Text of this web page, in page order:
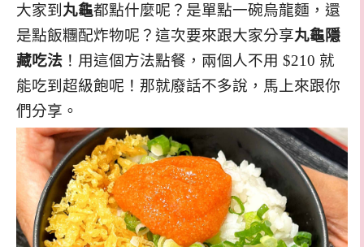
大家到 丸龜都點什麼呢？是單點一碗烏龍麵，還
是點飯糰配炸物呢？這次要來跟大家分享丸龜隱
藏吃法 ！用這個方法點餐，兩個人不用 $210 就
能吃到超級飽呢！那就廢話不多說，馬上來跟你
們分享。